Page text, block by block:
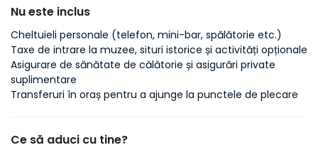
Nu este inclus
Cheltuieli personale (telefon, mini-bar, spălătorie etc.)
Taxe de intrare la muzee, situri istorice și activități opționale
Asigurare de sănătate de călătorie și asigurări private
suplimentare
Transferuri în oraș pentru a ajunge la punctele de plecare
Ce să aduci cu tine?